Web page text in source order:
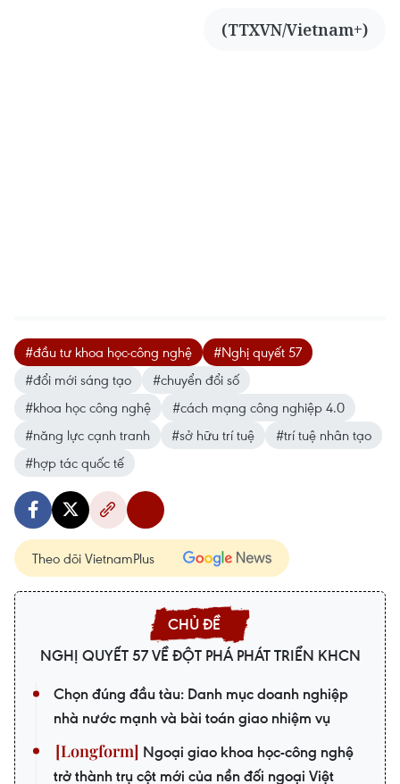
(TTXVN/Vietnam+)
#đầu tư khoa học-công nghệ
#Nghị quyết 57
#đổi mới sáng tạo
#chuyển đổi số
#khoa học công nghệ
#cách mạng công nghiệp 4.0
#năng lực cạnh tranh
#sở hữu trí tuệ
#trí tuệ nhân tạo
#hợp tác quốc tế
Theo dõi VietnamPlus
NGHỊ QUYẾT 57 VỀ ĐỘT PHÁ PHÁT TRIỂN KHCN
Chọn đúng đầu tàu: Danh mục doanh nghiệp
nhà nước mạnh và bài toán giao nhiệm vụ
Ngoại giao khoa học-công nghệ
trở thành trụ cột mới của nền đối ngoại Việt